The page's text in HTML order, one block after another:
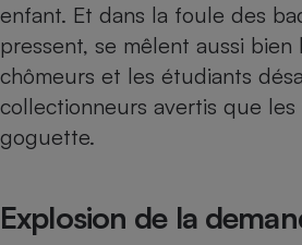
enfant. Et dans la foule des
pressent, se mêlent aussi
chômeurs et les étudiants
collectionneurs avertis que les
goguette.
Explosion de la